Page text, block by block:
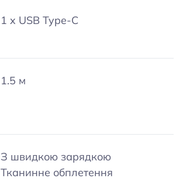
1 x USB Type-C
1.5 м
З швидкою зарядкою
Тканинне обплетення